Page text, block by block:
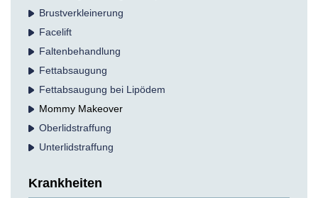
Brustverkleinerung
Facelift
Falten­behandlung
Fettabsaugung
Fettabsaugung bei Lipödem
Mommy Makeover
Oberlidstraffung
Unterlidstraffung
Krankheiten